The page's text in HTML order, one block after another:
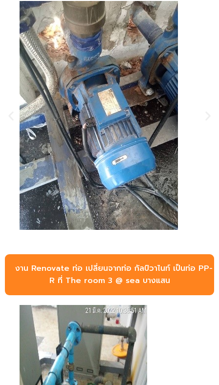
งาน Renovate ท่อ เปลี่ยนจากท่อ กัลป์วาไนท์ เป็นท่อ PP-
R ที่ The room 3 @ sea บางแสน